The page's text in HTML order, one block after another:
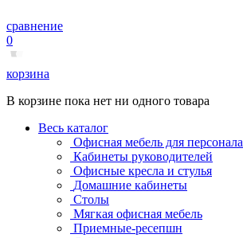
сравнение
0
корзина
В корзине пока нет ни одного товара
Весь каталог
Офисная мебель для персонала
Кабинеты руководителей
Офисные кресла и стулья
Домашние кабинеты
Столы
Мягкая офисная мебель
Приемные-ресепшн